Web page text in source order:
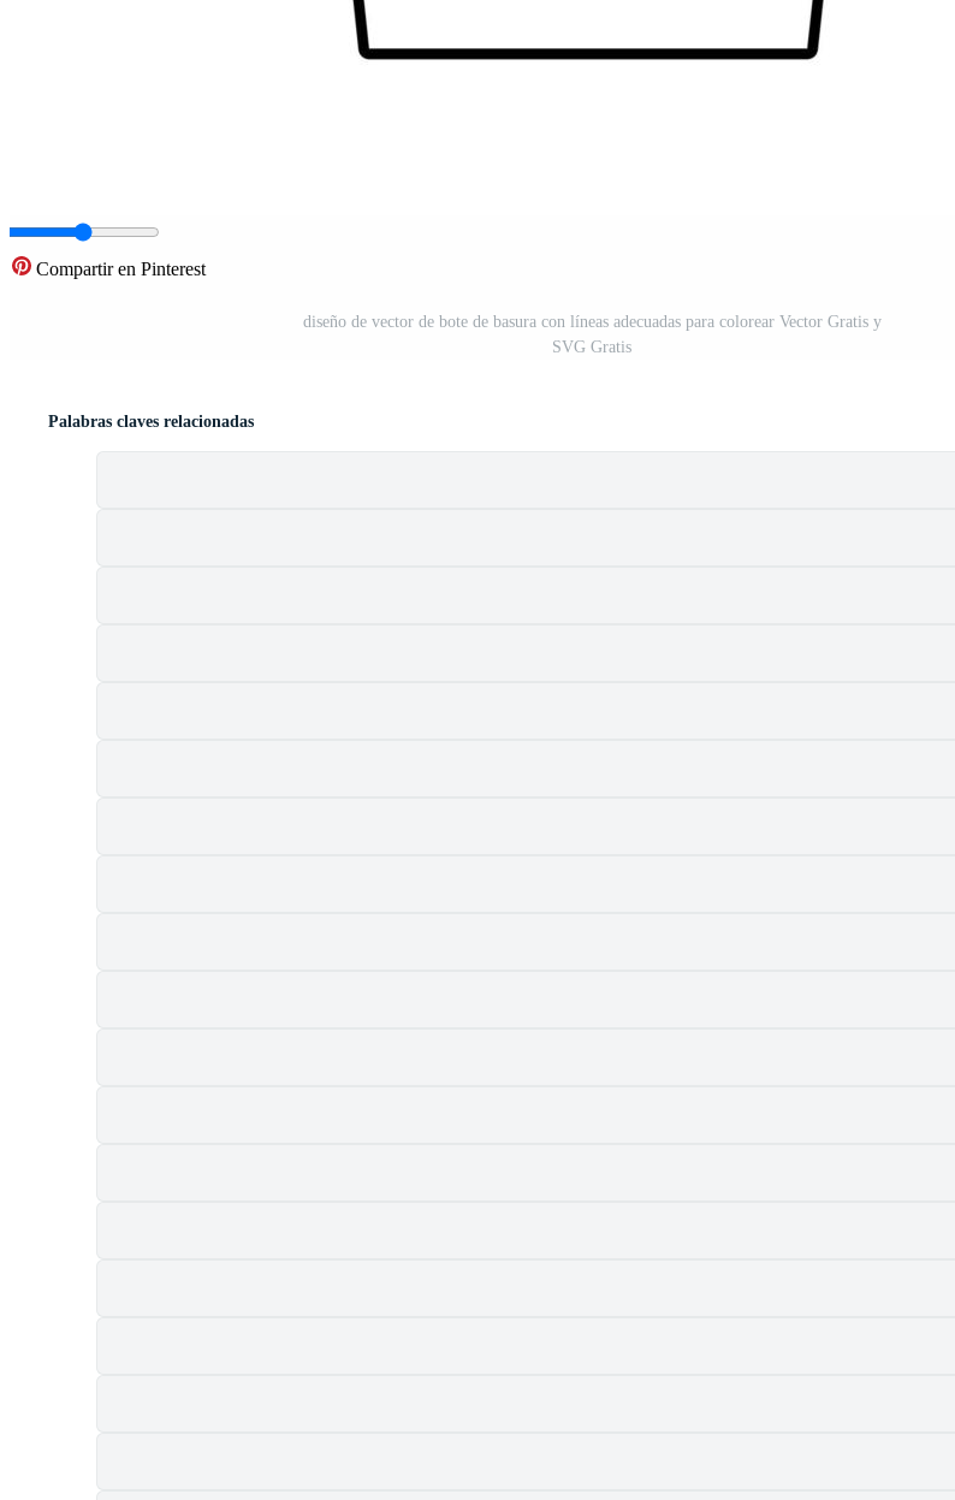
Compartir en Pinterest
diseño de vector de bote de basura con líneas adecuadas para colorear Vector Gratis y
SVG Gratis
Palabras claves relacionadas